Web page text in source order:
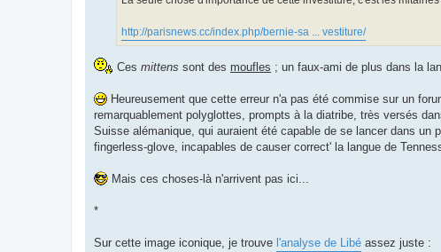
http://parisnews.cc/index.php/bernie-sa ... vestiture/
Ces mittens sont des moufles ; un faux-ami de plus dans la
Heureusement que cette erreur n'a pas été commise sur un
remarquablement polyglottes, prompts à la diatribe, très versés
Suisse alémanique, qui auraient été capable de se lancer dans
fingerless-glove, incapables de causer correct' la langue de
Mais ces choses-là n'arrivent pas ici...
*
Sur cette image iconique, je trouve l'analyse de Libé assez juste :